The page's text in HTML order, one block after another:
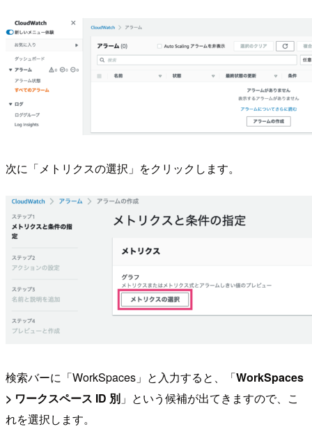
次に「メトリクスの選択」をクリックします。
検索バーに「WorkSpaces」と入力すると、「WorkSpaces
> ワークスペース ID 別 」という候補が出てきますので、こ
れを選択します。